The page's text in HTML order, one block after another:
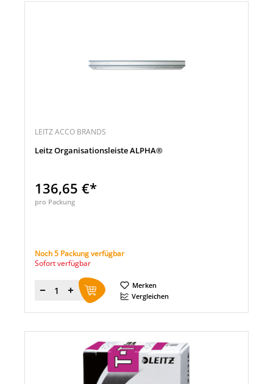
LEITZ ACCO BRANDS
Leitz Organisationsleiste ALPHA®
136,65 €*
pro Packung
Noch 5 Packung verfügbar
Sofort verfügbar
Menge
Merken
Vergleichen